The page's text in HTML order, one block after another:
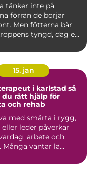
tänker inte på
förrän de börjar
Men fötterna bär
tyngd, dag e...
15. jan
i karlstad så
du rätt hjälp för
och rehab
med smärta i rygg,
eller leder påverkar
arbete och
Många väntar lä...